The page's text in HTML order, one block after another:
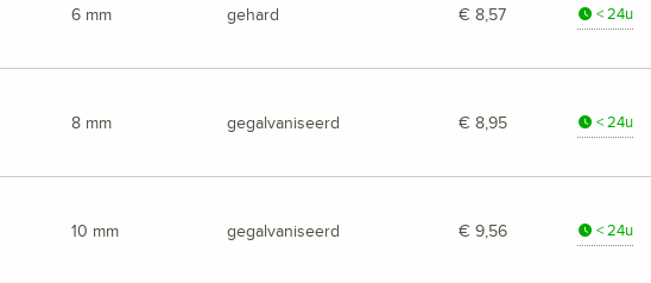
6 mm gehard € 8,57 < 24u
8 mm gegalvaniseerd € 8,95 < 24u
10 mm gegalvaniseerd € 9,56 < 24u